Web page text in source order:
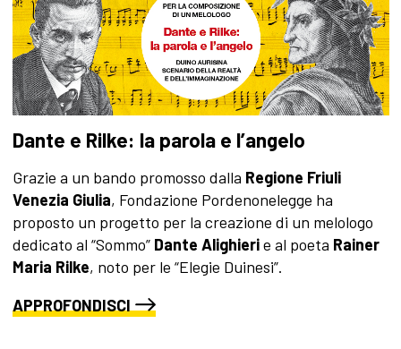
Dante e Rilke: la parola e l’angelo
Grazie a un bando promosso dalla Regione Friuli
Venezia Giulia, Fondazione Pordenonelegge ha
proposto un progetto per la creazione di un melologo
dedicato al “Sommo” Dante Alighierie al poeta Rainer
Maria Rilke, noto per le “Elegie Duinesi”.
APPROFONDISCI